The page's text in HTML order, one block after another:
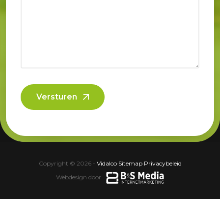
Versturen
Copyright © 2026 - Vidalco·Sitemap·Privacybeleid
Webdesign door